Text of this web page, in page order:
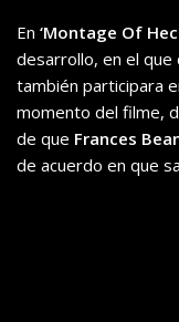
En ‘Montage Of
desarrollo, en el que
también participara
momento del filme,
de que Frances
de acuerdo en que